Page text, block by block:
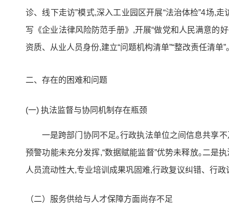
诊、线下走访”模式,深入工业园区开展“法治体检”4场,
写《企业法律风险防范手册》,开展“做党和人民满意的
资质、从业人员身份,建立“问题机构清单”“整改责任清单”
二、存在的困难和问题
(一) 执法监督与协同机制存在瓶颈
一是跨部门协同不足｡行政执法单位之间信息共享
预警功能未充分发挥,“数据赋能监督”优势未释放｡二是
人员流动性大,专业培训成果巩固难,行政复议纠错、行
（二）服务供给与人才保障方面尚存不足